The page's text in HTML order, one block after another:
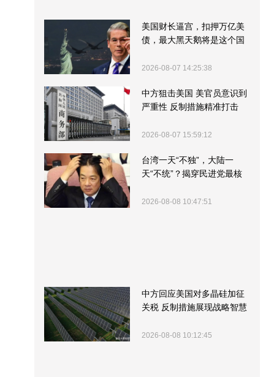
美国财长逼宫，扣押万亿美
债，最大黑天鹅将是这个国
2026-08-07 14:25:38
中方狙击美国 美官员意识到
严重性 反制措施精准打击
2026-08-07 15:59:12
台湾一天“不独”，大陆一
天“不统”？揭穿民进党最核
2026-08-08 10:47:51
中方回应美国对多晶硅加征
关税 反制措施展现战略智慧
2026-08-08 10:12:45